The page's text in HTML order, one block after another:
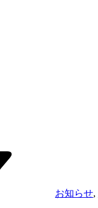
お知らせ,